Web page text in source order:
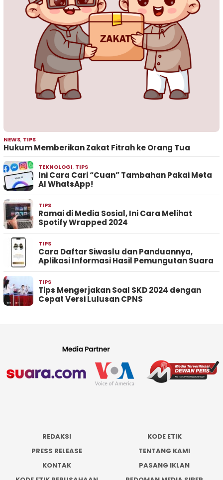
NEWS, TIPS
Hukum Memberikan Zakat Fitrah ke Orang Tua
TEKNOLOGI, TIPS
Ini Cara Cari “Cuan” Tambahan Pakai Meta
AI WhatsApp!
TIPS
Ramai di Media Sosial, Ini Cara Melihat
Spotify Wrapped 2024
TIPS
Cara Daftar Siwaslu dan Panduannya,
Aplikasi Informasi Hasil Pemungutan Suara
TIPS
Tips Mengerjakan Soal SKD 2024 dengan
Cepat Versi Lulusan CPNS
REDAKSI
KODE ETIK
PRESS RELEASE
TENTANG KAMI
KONTAK
PASANG IKLAN